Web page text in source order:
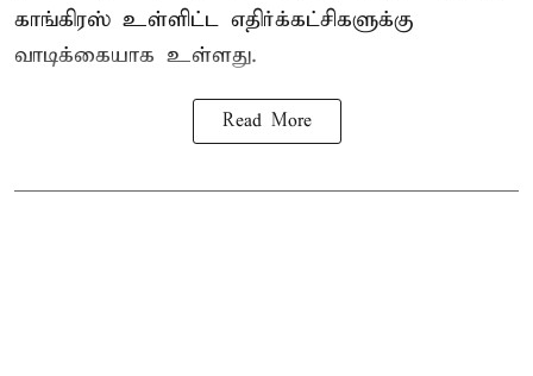
காங்கிரஸ் உள்ளிட்ட எதிர்க்கட்சிகளுக்கு
வாடிக்கையாக உள்ளது.
Read More